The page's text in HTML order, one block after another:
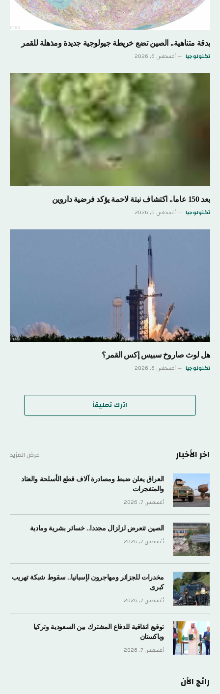
بدقة متناهية.. الصين تضع خريطة جيولوجية جديدة ومذهلة للقمر
تكنولوجيا أغسطس 6, 2026
بعد 150 عاما.. اكتشاف نبتة لاحمة يؤكد فرضية داروين
تكنولوجيا أغسطس 6, 2026
هل لوث صاروخ سبيس إكس القمر؟
تكنولوجيا أغسطس 6, 2026
اترك تعليقاً
اخر الأخبار عرض المزيد
العراق يعلن ضبط ومصادرة آلاف قطع الأسلحة والعتاد
والمتفجرات
أغسطس 7, 2026
الصين تتعرض لزلزال مجددا.. خسائر بشرية ومادية
أغسطس 7, 2026
مخدرات للجزائر ومهاجرون لإسبانيا.. سقوط شبكة تهريب
كبرى
أغسطس 7, 2026
توقيع اتفاقية للدفاع المشترك بين السعودية وتركيا
وباكستان
أغسطس 7, 2026
رائج الآن